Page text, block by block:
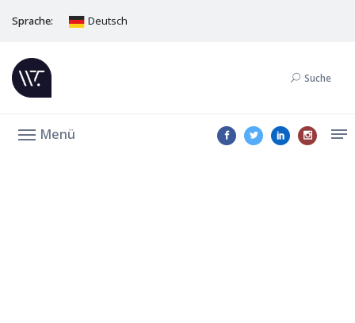
Sprache: Deutsch
Suche
Menü